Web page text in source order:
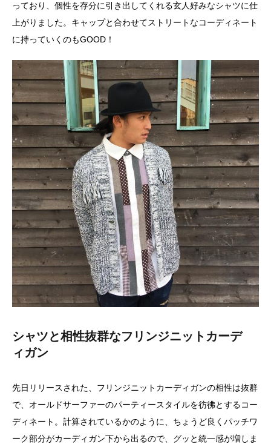
っており、個性を存分に引き出してくれる玄人好みなシャツに仕
上がりました。キャップと合わせてストリートなコーディネート
に持っていくのもGOOD！
シャツと相性抜群なフリンジニットカーデ
ィガン
先日リリースされた、フリンジニットカーディガンの相性は抜群
で、オールドサーファーのパーティースタイルを彷彿とするコー
ディネート。計算されているかのように、ちょうど良くパッチワ
ーク部分がカーディガン下から出るので、グッと統一感が増しま